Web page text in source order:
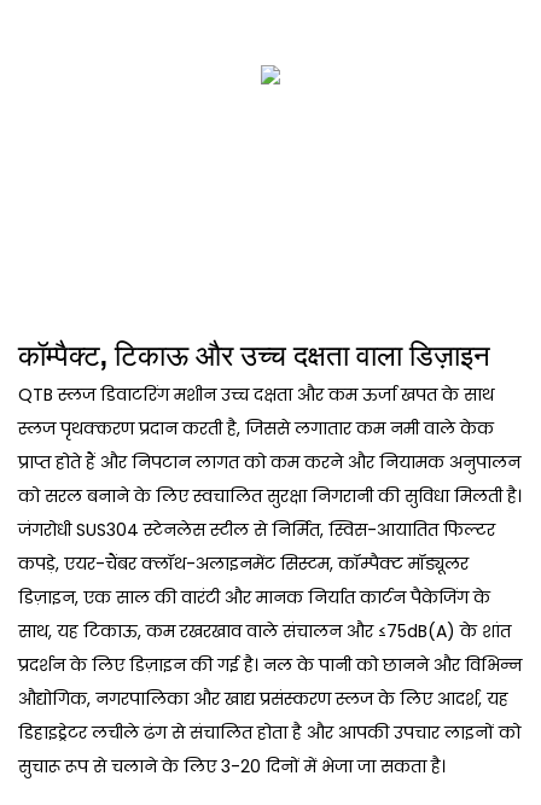
कॉम्पैक्ट, टिकाऊ और उच्च दक्षता वाला डिज़ाइन
QTB स्लज डिवाटरिंग मशीन उच्च दक्षता और कम ऊर्जा खपत के साथ
स्लज पृथक्करण प्रदान करती है, जिससे लगातार कम नमी वाले केक
प्राप्त होते हैं और निपटान लागत को कम करने और नियामक अनुपालन
को सरल बनाने के लिए स्वचालित सुरक्षा निगरानी की सुविधा मिलती है।
जंगरोधी SUS304 स्टेनलेस स्टील से निर्मित, स्विस-आयातित फिल्टर
कपड़े, एयर-चैंबर क्लॉथ-अलाइनमेंट सिस्टम, कॉम्पैक्ट मॉड्यूलर
डिज़ाइन, एक साल की वारंटी और मानक निर्यात कार्टन पैकेजिंग के
साथ, यह टिकाऊ, कम रखरखाव वाले संचालन और ≤75dB(A) के शांत
प्रदर्शन के लिए डिज़ाइन की गई है। नल के पानी को छानने और विभिन्न
औद्योगिक, नगरपालिका और खाद्य प्रसंस्करण स्लज के लिए आदर्श, यह
डिहाइड्रेटर लचीले ढंग से संचालित होता है और आपकी उपचार लाइनों को
सुचारू रूप से चलाने के लिए 3-20 दिनों में भेजा जा सकता है।